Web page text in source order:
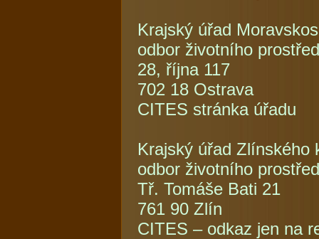
Krajský úřad
odbor životního
28, října 117
702 18 Ostrava
CITES stránka úřadu
Krajský úřad Zlínského
odbor životního
Tř. Tomáše Bati 21
761 90 Zlín
CITES – odkaz jen na